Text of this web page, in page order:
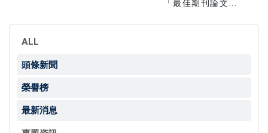
「最佳期刊論文...
ALL
頭條新聞
榮譽榜
最新消息